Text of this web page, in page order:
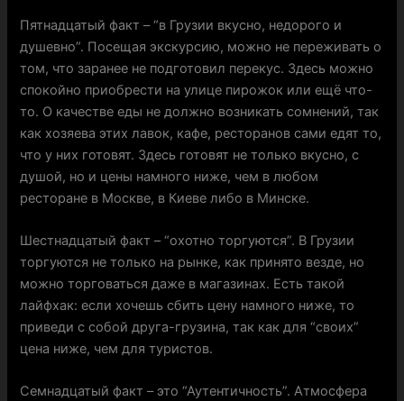
Пятнадцатый факт – “в Грузии вкусно, недорого и
душевно”. Посещая экскурсию, можно не переживать о
том, что заранее не подготовил перекус. Здесь можно
спокойно приобрести на улице пирожок или ещё что-
то. О качестве еды не должно возникать сомнений, так
как хозяева этих лавок, кафе, ресторанов сами едят то,
что у них готовят. Здесь готовят не только вкусно, с
душой, но и цены намного ниже, чем в любом
ресторане в Москве, в Киеве либо в Минске.
Шестнадцатый факт – “охотно торгуются”. В Грузии
торгуются не только на рынке, как принято везде, но
можно торговаться даже в магазинах. Есть такой
лайфхак: если хочешь сбить цену намного ниже, то
приведи с собой друга-грузина, так как для “своих”
цена ниже, чем для туристов.
Семнадцатый факт – это “Аутентичность”. Атмосфера